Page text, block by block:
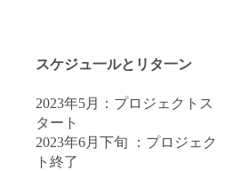
スケジュ一ルとリタ一ン
2023年5月：プロジェクトス
タート
2023年6月下旬 ：プロジェク
ト終了